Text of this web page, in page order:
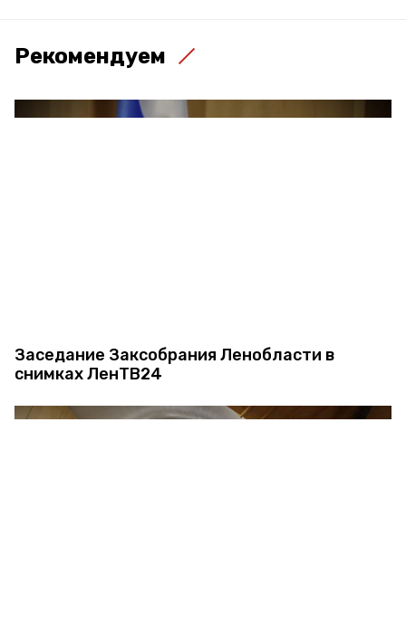
Рекомендуем
Заседание Заксобрания Ленобласти в
снимках ЛенТВ24